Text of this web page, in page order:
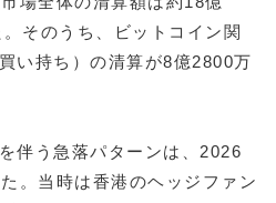
そのうち、ビットコイン関
い持ち）の清算が8億2800万
伴う急落パターンは、2026
。当時は香港のヘッジファン